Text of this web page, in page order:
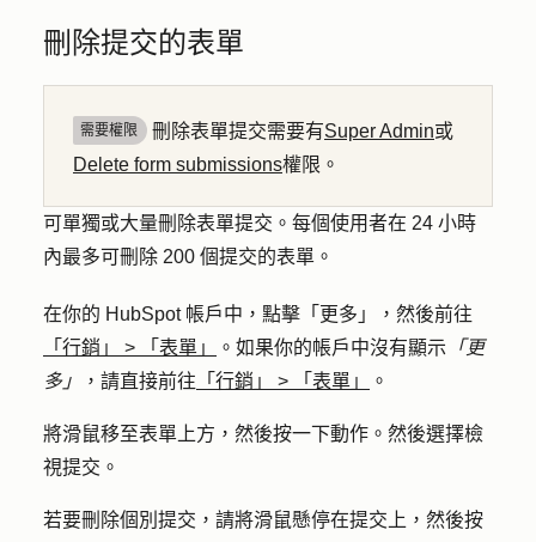
刪除提交的表單
需要權限 刪除表單提交需要有Super Admin或
Delete form submissions權限。
可單獨或大量刪除表單提交。 每個使用者在 24 小時
內最多可刪除 200 個提交的表單。
在你的 HubSpot 帳戶中，點擊 「更多」
，然後前往
「行銷」
> 「表單」 。如果你的帳戶中沒有顯示 「更
多」
，請直接前往 「行銷」 > 「表單」 。
將滑鼠移至表單上方，然後按一下動作 。然後選擇檢
視提交 。
若要刪除個別提交，請將滑鼠懸停在提交上，然後按